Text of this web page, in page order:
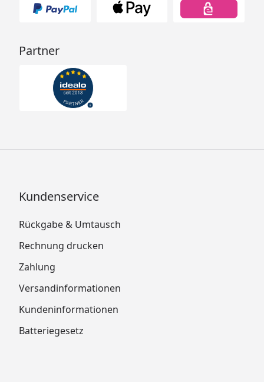
Partner
Kundenservice
Rückgabe & Umtausch
Rechnung drucken
Zahlung
Versandinformationen
Kundeninformationen
Batteriegesetz